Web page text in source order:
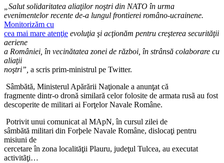
„Salut solidaritatea aliaţilor noştri din NATO în urma
evenimentelor recente de-a lungul frontierei româno-ucrainene.
Monitorizăm cu
cea mai mare atenţie evoluţia şi acţionăm pentru creşterea securităţii
aeriene
a României, în vecinătatea zonei de război, în strânsă colaborare cu
aliaţii
noştri”, a scris prim-ministrul pe Twitter.
Sâmbătă, Ministerul Apărării Naţionale a anunţat că
fragmente dintr-o dronă similară celor folosite de armata rusã au fost
descoperite de militari ai Forţelor Navale Române.
Potrivit unui comunicat al MApN, în cursul zilei de
sâmbătă militari din Forþele Navale Române, dislocaţi pentru
misiuni de
cercetare în zona localităţii Plauru, judeţul Tulcea, au executat
activitãţi…